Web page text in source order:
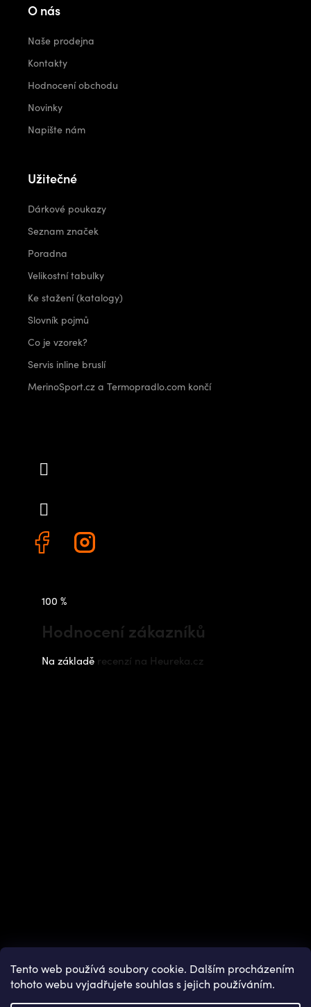
Tento web používá soubory cookie. Dalším procházením
tohoto webu vyjadřujete souhlas s jejich používáním.
O nás
Naše prodejna
Kontakty
Hodnocení obchodu
Novinky
Napište nám
Užitečné
Dárkové poukazy
Seznam značek
Poradna
Velikostní tabulky
Ke stažení (katalogy)
Slovník pojmů
Co je vzorek?
Servis inline bruslí
MerinoSport.cz a Termopradlo.com končí
100 %
Hodnocení zákazníků
Na základě recenzí na Heureka.cz